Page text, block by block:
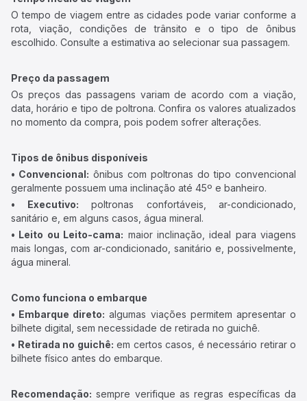
O tempo de viagem entre as cidades pode variar conforme a
rota, viação, condições de trânsito e o tipo de ônibus
escolhido. Consulte a estimativa ao selecionar sua passagem.
Preço da passagem
Os preços das passagens variam de acordo com a viação,
data, horário e tipo de poltrona. Confira os valores atualizados
no momento da compra, pois podem sofrer alterações.
Tipos de ônibus disponíveis
• Convencional: ônibus com poltronas do tipo convencional
geralmente possuem uma inclinação até 45º e banheiro.
• Executivo: poltronas confortáveis, ar-condicionado,
sanitário e, em alguns casos, água mineral.
• Leito ou Leito-cama: maior inclinação, ideal para viagens
mais longas, com ar-condicionado, sanitário e, possivelmente,
água mineral.
Como funciona o embarque
• Embarque direto: algumas viações permitem apresentar o
bilhete digital, sem necessidade de retirada no guichê.
• Retirada no guichê: em certos casos, é necessário retirar o
bilhete físico antes do embarque.
Recomendação: sempre verifique as regras específicas da